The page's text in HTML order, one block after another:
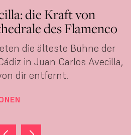
die Kraft von
des Flamenco
die älteste Bühne der
in Juan Carlos Avecilla,
dir entfernt.